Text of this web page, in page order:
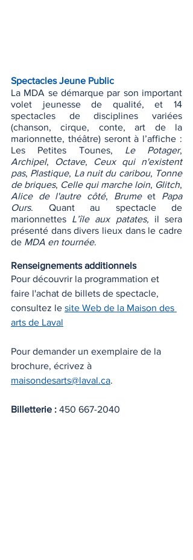
Spectacles Jeune Public
La MDA se démarque par son important
volet jeunesse de qualité, et 14
spectacles de disciplines variées
(chanson, cirque, conte, art de la
marionnette, théâtre) seront à l’affiche :
Les Petites Tounes, Le Potager
Archipel, Octave,
Ceux qui n'existent
pas, Plastique, La nuit du caribou, Tonne
de briques, Celle qui marche loin, Glitch
Alice de l'autre côté, Brume et Papa
Ours. Quant au spectacle de
marionnettes L’île aux patates, il sera
présenté dans divers lieux dans le cadre
de MDA en tournée.
Renseignements additionnels
Pour découvrir la programmation et
faire l'achat de billets de spectacle,
consultez le site Web de la Maison des
arts de Laval
Pour demander un exemplaire de la
brochure, écrivez à
maisondesarts@laval.ca.
Billetterie : 450 667-2040